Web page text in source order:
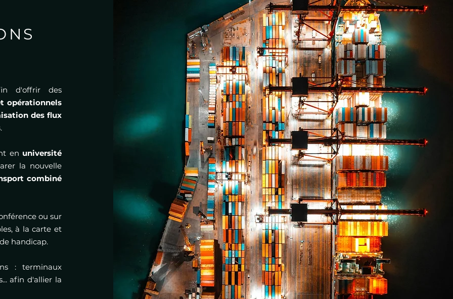
d'offrir des
opérationnels
des flux
.
en université
la nouvelle
combiné
ou sur
à la carte et
handicap.
: terminaux
afin d'allier la